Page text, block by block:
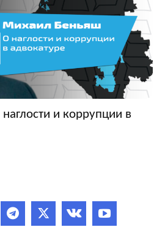
и коррупции в